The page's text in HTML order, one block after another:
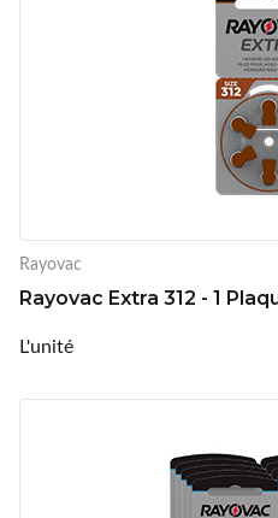
Rayovac
Rayovac Extra 312 - 1
L'unité